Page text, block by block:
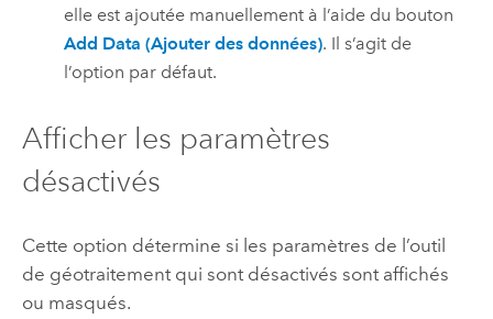
elle est ajoutée manuellement à l’aide du bouton
Add Data (Ajouter des données). Il s’agit de
l’option par défaut.
Afficher les paramètres
désactivés
Cette option détermine si les paramètres de l’outil
de géotraitement qui sont désactivés sont affichés
ou masqués.